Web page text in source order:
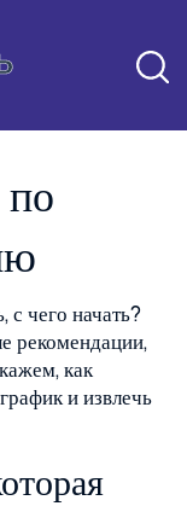
по
с чего начать?
рекомендации,
как
и извлечь